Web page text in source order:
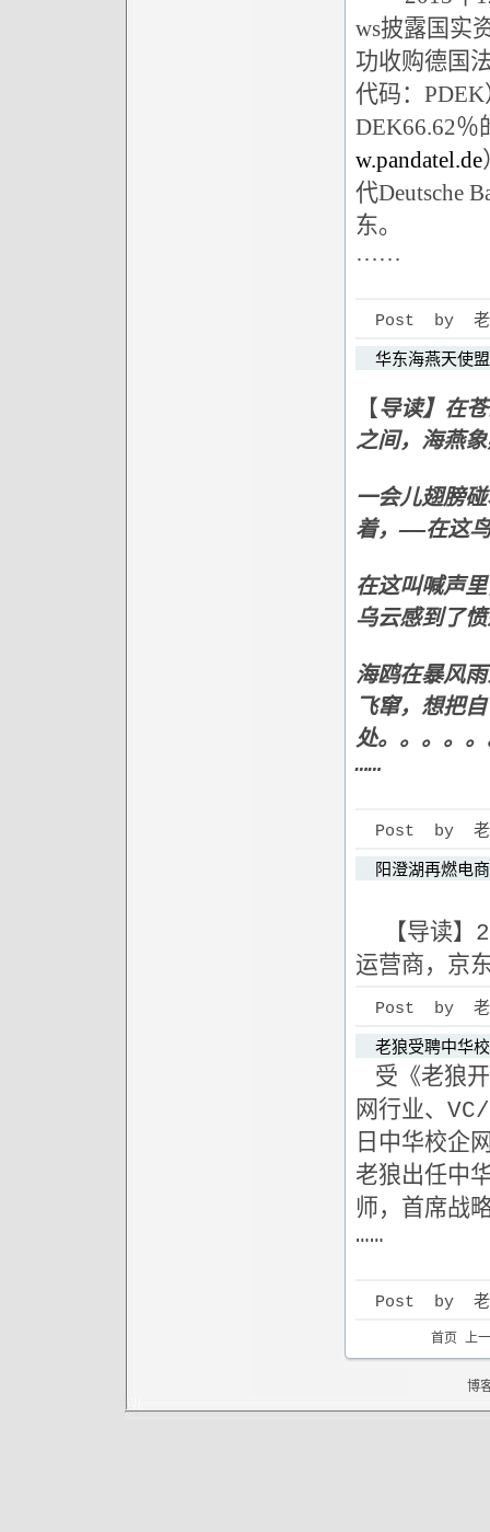
ws披露国实
功收购德国
代码：PDEK
DEK66.62％
w.pandatel.de
代Deutsche
东。
……
Post by 老
华东海燕天使
【导读】在
之间，海燕
一会儿翅膀
着，——在这
在这叫喊声
乌云感到了
海鸥在暴风
飞窜，想把
处。。。。
……
Post by 老
阳澄湖再燃电
【导读】
运营商，京
Post by 老
老狼受聘中华
受《老狼
网行业、
日中华校企
老狼出任中
师，首席战
……
Post by 老
首页 上
博